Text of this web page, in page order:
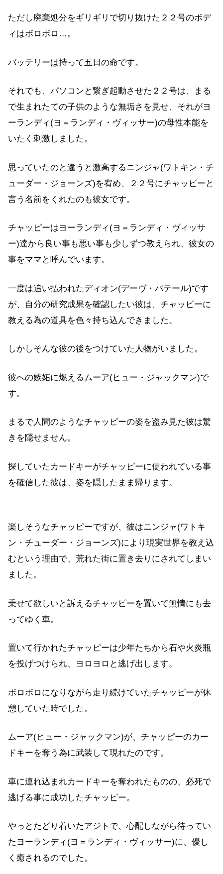
ただし廃棄処分をギリギリで切り抜けた２２号のボデ
ィはボロボロ…。
バッテリーは持って五日の命です。
それでも、パソコンと繋ぎ起動させた２２号は、まる
で生まれたての子供のような無垢さを見せ、それがヨ
ーランディ(ヨ＝ランディ・ヴィッサー)の母性本能を
いたく刺激しました。
思っていたのと違うと激高するニンジャ(ワトキン・チ
ューダー・ジョーンズ)を宥め、２２号にチャッピーと
言う名前をくれたのも彼女です。
チャッピーはヨーランディ(ヨ＝ランディ・ヴィッサ
ー)達から良い事も悪い事も少しずつ教えられ、彼女の
事をママと呼んでいます。
一度は追い払われたディオン(デーヴ・パテール)です
が、自分の研究成果を確認したい彼は、チャッピーに
教える為の道具を色々持ち込んできました。
しかしそんな彼の後をつけていた人物がいました。
彼への嫉妬に燃えるムーア(ヒュー・ジャックマン)で
す。
まるで人間のようなチャッピーの姿を盗み見た彼は驚
きを隠せません。
探していたカードキーがチャッピーに使われている事
を確信した彼は、姿を隠したまま帰ります。
楽しそうなチャッピーですが、彼はニンジャ(ワトキ
ン・チューダー・ジョーンズ)により現実世界を教え込
むという理由で、荒れた街に置き去りにされてしまい
ました。
乗せて欲しいと訴えるチャッピーを置いて無情にも去
ってゆく車。
置いて行かれたチャッピーは少年たちから石や火炎瓶
を投げつけられ、ヨロヨロと逃げ出します。
ボロボロになりながら走り続けていたチャッピーが休
憩していた時でした。
ムーア(ヒュー・ジャックマン)が、チャッピーのカー
ドキーを奪う為に武装して現れたのです。
車に連れ込まれカードキーを奪われたものの、必死で
逃げる事に成功したチャッピー。
やっとたどり着いたアジトで、心配しながら待ってい
たヨーランディ(ヨ＝ランディ・ヴィッサー)に、優し
く癒されるのでした。